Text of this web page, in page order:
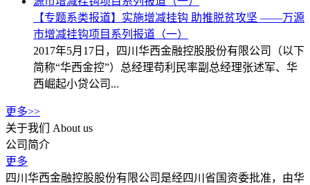
【专题系类报道】实施增减挂钩 助推脱贫攻坚 ——万源
市增减挂钩项目系列报道（一）
2017年5月17日，四川华西金融控股股份有限公司（以下
简称“华西金控”）总经理苟利民率副总经理张述军、华
西崛起小贷公司...
更多>>
关于我们
About us
公司简介
更多
四川华西金融控股股份有限公司是经四川省国资委批准，由华